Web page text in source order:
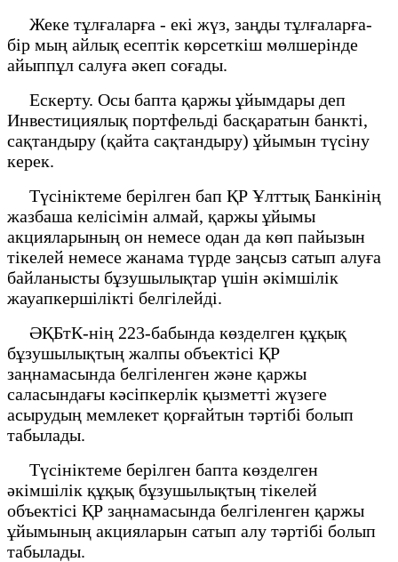
Жеке тұлғаларға - екі жүз, заңды тұлғаларға-
бір мың айлық есептік көрсеткіш мөлшерінде
айыппұл салуға әкеп соғады.
Ескерту. Осы бапта қаржы ұйымдары деп
Инвестициялық портфельді басқаратын банкті,
сақтандыру (қайта сақтандыру) ұйымын түсіну
керек.
Түсініктеме берілген бап ҚР Ұлттық Банкінің
жазбаша келісімін алмай, қаржы ұйымы
акцияларының он немесе одан да көп пайызын
тікелей немесе жанама түрде заңсыз сатып алуға
байланысты бұзушылықтар үшін әкімшілік
жауапкершілікті белгілейді.
ӘҚБтК-нің 223-бабында көзделген құқық
бұзушылықтың жалпы объектісі ҚР
заңнамасында белгіленген және қаржы
саласындағы кәсіпкерлік қызметті жүзеге
асырудың мемлекет қорғайтын тәртібі болып
табылады.
Түсініктеме берілген бапта көзделген
әкімшілік құқық бұзушылықтың тікелей
объектісі ҚР заңнамасында белгіленген қаржы
ұйымының акцияларын сатып алу тәртібі болып
табылады.